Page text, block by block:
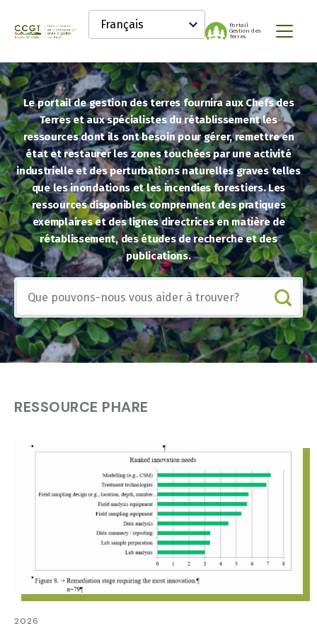
content
Canadian
and
Land
Management
(CCLM)
Knowledge
Network
Select
your
language
Po rtail
Gestion d es
Terres Menu
Le portail de gestion des terres fournira aux Chefs des
Terres et aux spécialistes du rétablissement les
ressources dont ils ont besoin pour gérer, remettre en
état et restaurer les zones touchées par une activité
industrielle et des perturbations naturelles graves telles
que les inondations et les incendies forestiers. Les
ressources disponibles comprennent des pratiques
exemplaires et des lignes directrices en matière de
rétablissement, des études de recherche et des
publications.
l’un
des
termes
suivants:
RESSOURCE PHARE
2026